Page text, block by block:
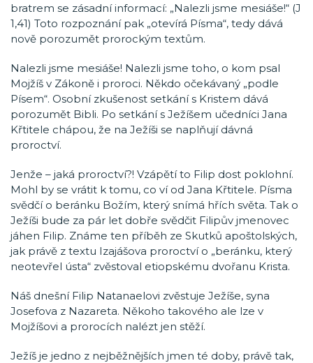
bratrem se zásadní informací: „Nalezli jsme mesiáše!“ (J
1,41) Toto rozpoznání pak „otevírá Písma“, tedy dává
nově porozumět prorockým textům.
Nalezli jsme mesiáše! Nalezli jsme toho, o kom psal
Mojžíš v Zákoně i proroci. Někdo očekávaný „podle
Písem“. Osobní zkušenost setkání s Kristem dává
porozumět Bibli. Po setkání s Ježíšem učedníci Jana
Křtitele chápou, že na Ježíši se naplňují dávná
proroctví.
Jenže – jaká proroctví?! Vzápětí to Filip dost poklohní.
Mohl by se vrátit k tomu, co ví od Jana Křtitele. Písma
svědčí o beránku Božím, který snímá hřích světa. Tak o
Ježíši bude za pár let dobře svědčit Filipův jmenovec
jáhen Filip. Známe ten příběh ze Skutků apoštolských,
jak právě z textu Izajášova proroctví o „beránku, který
neotevřel ústa“ zvěstoval etiopskému dvořanu Krista.
Náš dnešní Filip Natanaelovi zvěstuje Ježíše, syna
Josefova z Nazareta. Někoho takového ale lze v
Mojžíšovi a prorocích nalézt jen stěží.
Ježíš je jedno z nejběžnějších jmen té doby, právě tak,